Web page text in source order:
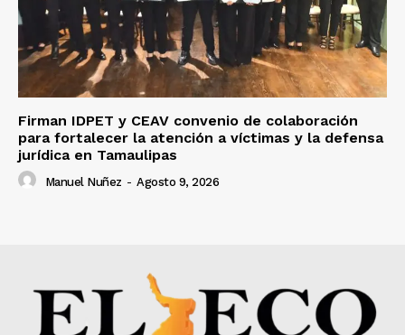
Firman IDPET y CEAV convenio de colaboración
para fortalecer la atención a víctimas y la defensa
jurídica en Tamaulipas
Manuel Nuñez - Agosto 9, 2026